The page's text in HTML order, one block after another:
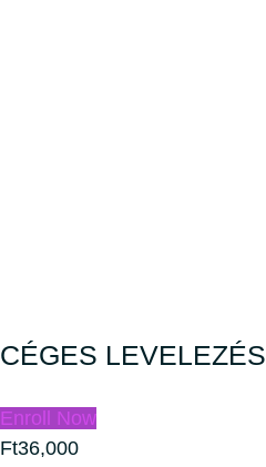
CÉGES LEVELEZÉS
Enroll Now
Ft36,000